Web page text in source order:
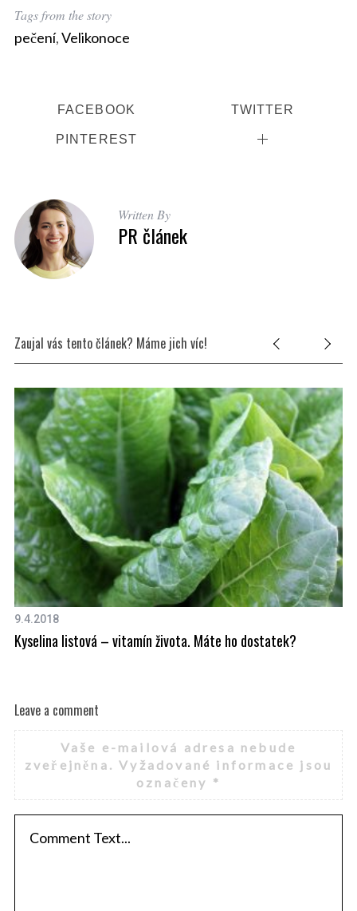
Tags from the story
pečení,Velikonoce
FACEBOOK TWITTER
PINTEREST
Written By
PR článek
Zaujal vás tento článek? Máme jich víc!
9.4.2018
Kyselina listová – vitamín života. Máte ho dostatek?
Leave a comment
Vaše e-mailová adresa nebude
zveřejněna. Vyžadované informace jsou
označeny *
S
e
a
r
c
o
r
: